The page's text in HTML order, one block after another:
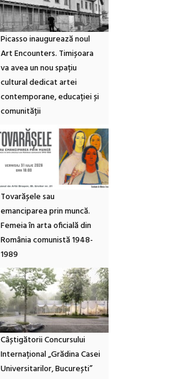
Picasso inaugurează noul
Art Encounters. Timișoara
va avea un nou spațiu
cultural dedicat artei
contemporane, educației și
comunității
Tovarășele sau
emanciparea prin muncă.
Femeia în arta oficială din
România comunistă 1948-
1989
Câștigătorii Concursului
Internațional „Grădina Casei
Universitarilor, București”